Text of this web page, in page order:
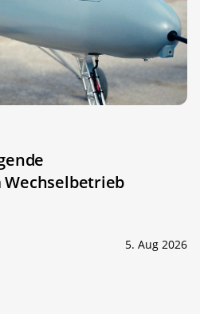
5. Aug 2026